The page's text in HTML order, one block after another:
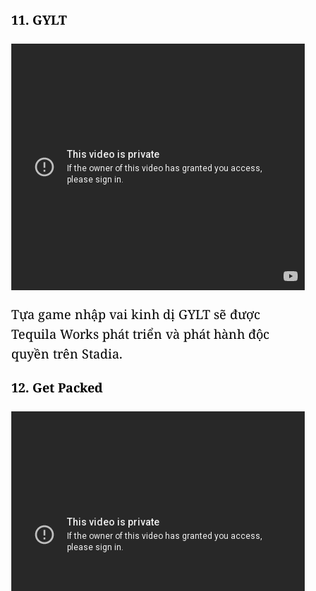
11. GYLT
Tựa game nhập vai kinh dị GYLT sẽ được
Tequila Works phát triển và phát hành độc
quyền trên Stadia.
12. Get Packed